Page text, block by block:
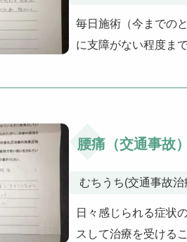
毎日施術（今までの
に支障がない程度ま
腰痛（交通事故
むちうち(交通事故治
日々感じられる症状
スして治療を受ける